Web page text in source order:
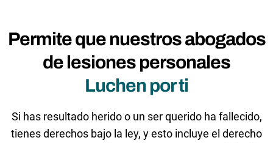
Permite que nuestros abogados
de lesiones personales
Luchen por ti
Si has resultado herido o un ser querido ha fallecido,
tienes derechos bajo la ley, y esto incluye el derecho